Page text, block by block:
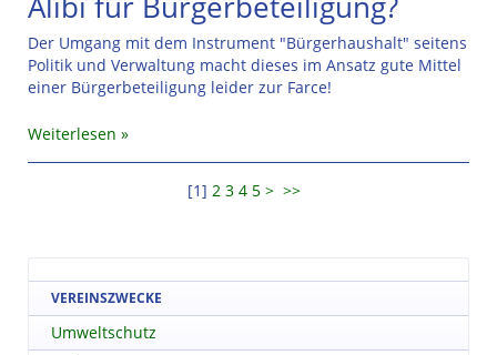
Der Umgang mit dem Instrument "Bürgerhaushalt" seitens
Politik und Verwaltung macht dieses im Ansatz gute Mittel
einer Bürgerbeteiligung leider zur Farce!
Weiterlesen
[1] 2 3 4 5 > >>
VEREINSZWECKE
Umweltschutz